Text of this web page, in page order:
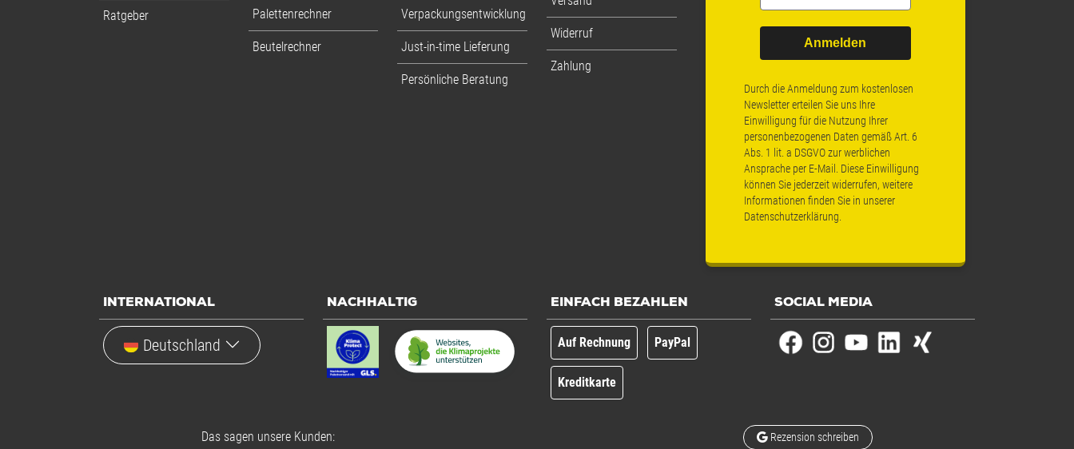
Ratgeber Palettenrechner
Beutelrechner
Verpackungsentwicklung
Just-in-time Lieferung
Persönliche Beratung
Widerruf
Zahlung
Anmelden
Durch die Anmeldung zum kostenlosen
Newsletter erteilen Sie uns Ihre
Einwilligung für die Nutzung Ihrer
personenbezogenen Daten gemäß Art. 6
Abs. 1 lit. a DSGVO zur werblichen
Ansprache per E-Mail. Diese Einwilligung
können Sie jederzeit widerrufen, weitere
Informationen finden Sie in unserer
Datenschutzerklärung
INTERNATIONAL
Deutschland
NACHHALTIG EINFACH BEZAHLEN
Auf Rechnung PayPal
Kreditkarte
SOCIAL MEDIA
Das sagen unsere Kunden: Rezension schreiben